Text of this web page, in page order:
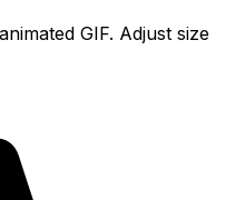
GIF. Adjust size